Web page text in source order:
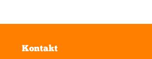
Kontakt